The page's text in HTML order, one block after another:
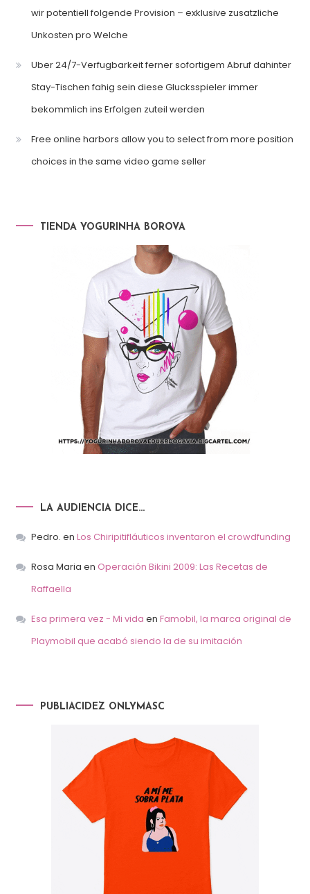
wir potentiell folgende Provision – exklusive zusatzliche
Unkosten pro Welche
Uber 24/7-Verfugbarkeit ferner sofortigem Abruf dahinter
Stay-Tischen fahig sein diese Glucksspieler immer
bekommlich ins Erfolgen zuteil werden
Free online harbors allow you to select from more position
choices in the same video game seller
TIENDA YOGURINHA BOROVA
LA AUDIENCIA DICE…
Pedro. en Los Chiripitifláuticos inventaron el crowdfunding
Rosa Maria en Operación Bikini 2009: Las Recetas de
Raffaella
Esa primera vez - Mi vida en Famobil, la marca original de
Playmobil que acabó siendo la de su imitación
PUBLIACIDEZ ONLYMASC